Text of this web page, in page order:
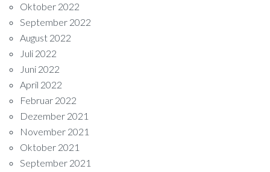
Oktober 2022
September 2022
August 2022
Juli 2022
Juni 2022
April 2022
Februar 2022
Dezember 2021
November 2021
Oktober 2021
September 2021